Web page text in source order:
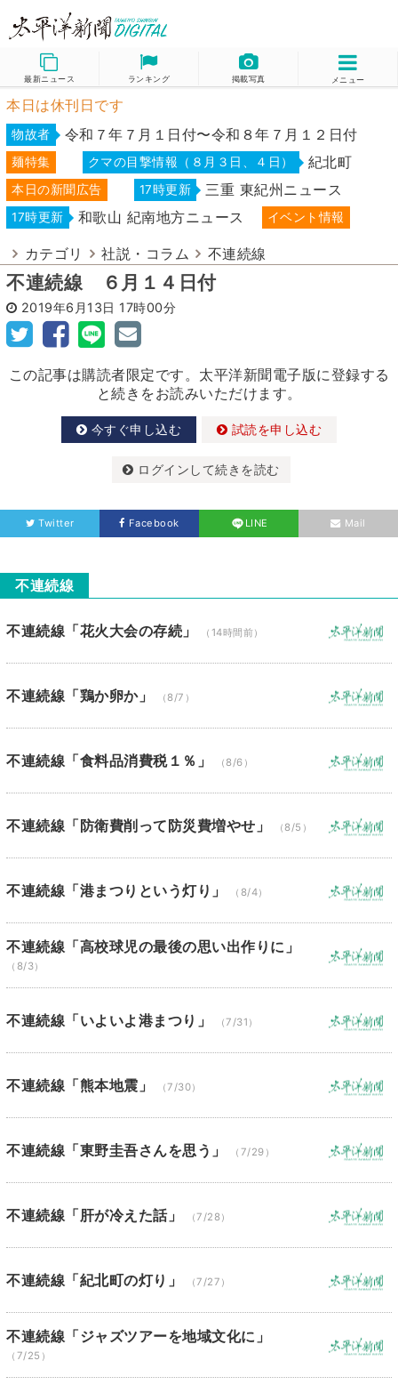
最新ニュース ランキング 掲載写真 メニュー
本日は休刊日です
物故者 令和７年７月１日付〜令和８年７月１２日付
麺特集 クマの目撃情報（８月３日、４日） 紀北町
本日の新聞広告 17時更新 三重 東紀州ニュース
17時更新 和歌山 紀南地方ニュース イベント情報
カテゴリ 社説・コラム 不連続線
不連続線 ６月１４日付
2019年6月13日 17時00分
この記事は購読者限定です。太平洋新聞電子版に登録する
と続きをお読みいただけます。
今すぐ申し込む 試読を申し込む
ログインして続きを読む
Twitter Facebook LINE Mail
不連続線
不連続線「花火大会の存続」 （14時間前）
不連続線「鶏か卵か」 （8/7）
不連続線「食料品消費税１％」 （8/6）
不連続線「防衛費削って防災費増やせ」 （8/5）
不連続線「港まつりという灯り」 （8/4）
不連続線「高校球児の最後の思い出作りに」
（8/3）
不連続線「いよいよ港まつり」 （7/31）
不連続線「熊本地震」 （7/30）
不連続線「東野圭吾さんを思う」 （7/29）
不連続線「肝が冷えた話」 （7/28）
不連続線「紀北町の灯り」 （7/27）
不連続線「ジャズツアーを地域文化に」
（7/25）